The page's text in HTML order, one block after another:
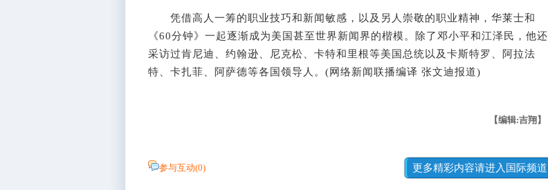
凭借高人一筹的职业技巧和新闻敏感，以及另人崇敬的职业精神，华莱士和
《60分钟》一起逐渐成为美国甚至世界新闻界的楷模。除了邓小平和江泽民，他还
采访过肯尼迪、约翰逊、尼克松、卡特和里根等美国总统以及卡斯特罗、阿拉法
特、卡扎菲、阿萨德等各国领导人。(网络新闻联播编译 张文迪报道)
【编辑:吉翔】
参与互动(0) 更多精彩内容请进入国际频道